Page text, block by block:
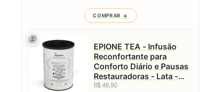
COMPRAR
2
EPIONE TEA - Infusão
Reconfortante para
Conforto Diário e Pausas
Restauradoras - Lata -
50g
R$ 48,90